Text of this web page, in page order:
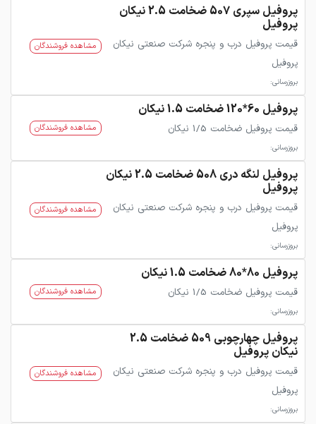
پروفیل سپری 507 ضخامت 2.5 نیکان
پروفیل
قیمت پروفیل درب و پنجره شرکت صنعتی نیکان
پروفیل
بروزرسانی:
مشاهده فروشندگان
پروفیل 60*120 ضخامت 1.5 نیکان
قیمت پروفیل ضخامت 1/5 نیکان
بروزرسانی:
مشاهده فروشندگان
پروفیل لنگه دری 508 ضخامت 2.5 نیکان
پروفیل
قیمت پروفیل درب و پنجره شرکت صنعتی نیکان
پروفیل
بروزرسانی:
مشاهده فروشندگان
پروفیل 80*80 ضخامت 1.5 نیکان
قیمت پروفیل ضخامت 1/5 نیکان
بروزرسانی:
مشاهده فروشندگان
پروفیل چهارچوبی 509 ضخامت 2.5
نیکان پروفیل
قیمت پروفیل درب و پنجره شرکت صنعتی نیکان
پروفیل
بروزرسانی:
مشاهده فروشندگان